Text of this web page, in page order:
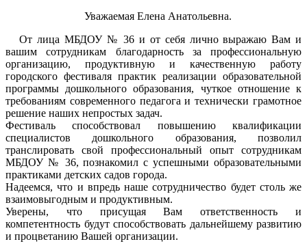
Уважаемая Елена Анатольевна.
От лица МБДОУ № 36 и от себя лично выражаю Вам и
вашим сотрудникам благодарность за профессиональную
организацию, продуктивную и качественную работу
городского фестиваля практик реализации образовательной
программы дошкольного образования, чуткое отношение к
требованиям современного педагога и технически грамотное
решение наших непростых задач.
Фестиваль способствовал повышению квалификации
специалистов дошкольного образования, позволил
транслировать свой профессиональный опыт сотрудникам
МБДОУ № 36, познакомил с успешными образовательными
практиками детских садов города.
Надеемся, что и впредь наше сотрудничество будет столь же
взаимовыгодным и продуктивным.
Уверены, что присущая Вам ответственность и
компетентность будут способствовать дальнейшему развитию
и процветанию Вашей организации.